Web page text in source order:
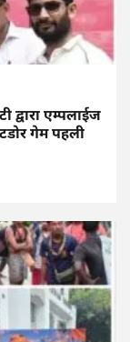
द्वारा एम्पलाईज
गेम पहली